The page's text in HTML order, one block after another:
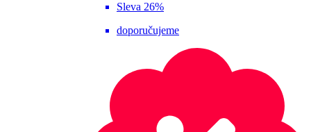
Sleva 26%
doporučujeme